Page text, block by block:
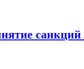
санкций